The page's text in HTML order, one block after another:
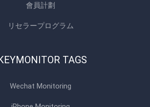
會員計劃
リセラープログラム
TAGS
Wechat Monitoring